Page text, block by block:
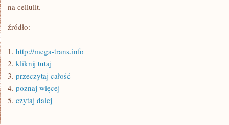
na cellulit.
źródło:
———————————
1. http://mega-trans.info
2. kliknij tutaj
3. przeczytaj całość
4. poznaj więcej
5. czytaj dalej